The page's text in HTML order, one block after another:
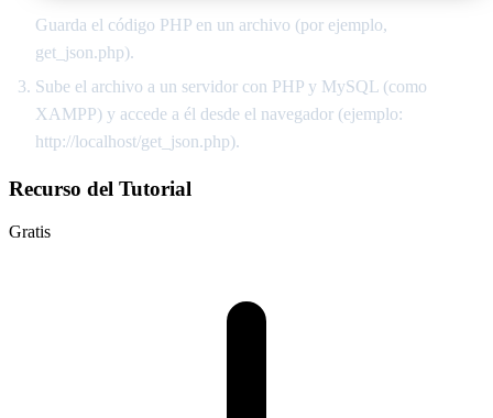
Guarda el código PHP en un archivo (por ejemplo,
get_json.php).
Sube el archivo a un servidor con PHP y MySQL (como
XAMPP) y accede a él desde el navegador (ejemplo:
http://localhost/get_json.php).
Recurso del Tutorial
Gratis